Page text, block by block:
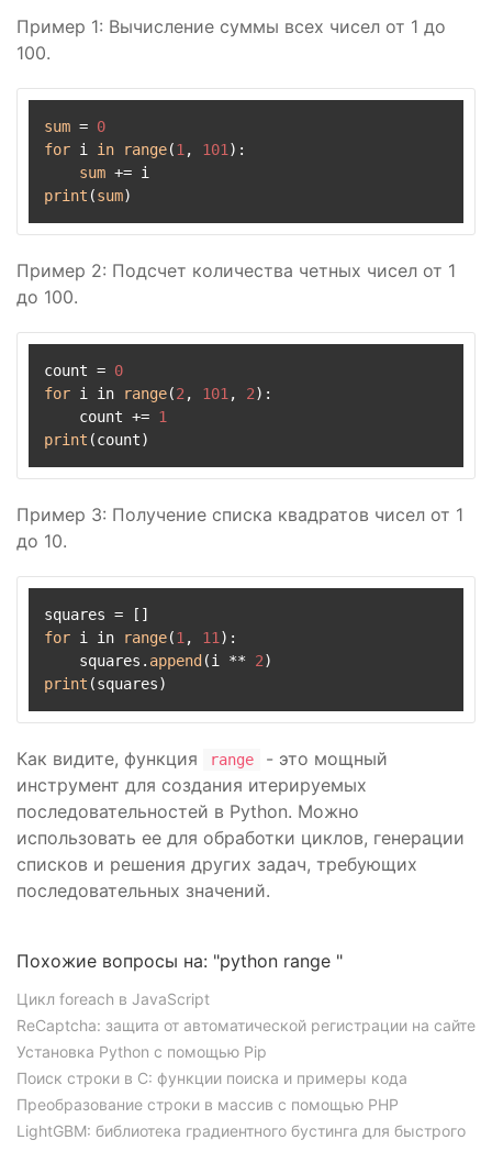
Пример 1: Вычисление суммы всех чисел от 1 до
100.
sum = 0
for i in range(1 , 101 ):
sum
print (sum
Пример 2: Подсчет количества четных чисел от 1
до 100.
count = 0
for i in range(2 , 101 , 2):
    count +=
1
print
Пример 3: Получение списка квадратов чисел от 1
до 10.
for i in range(1 , 11 ):
    squares.
append (i ** 2
print
Как видите, функция range
- это мощный
инструмент для создания итерируемых
последовательностей в Python. Можно
использовать ее для обработки циклов, генерации
списков и решения других задач, требующих
последовательных значений.
Похожие вопросы на: "python range "
Цикл foreach в JavaScript
ReCaptcha: защита от автоматической регистрации на сайте
Установка Python с помощью Pip
Поиск строки в C: функции поиска и примеры кода
Преобразование строки в массив с помощью PHP
LightGBM: библиотека градиентного бустинга для быстрого